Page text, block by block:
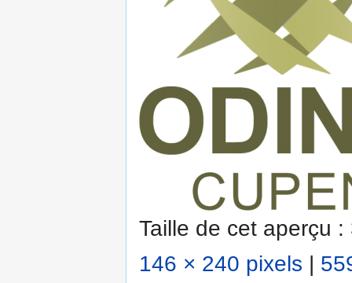
Taille de cet aperçu :
146 × 240 pixels |